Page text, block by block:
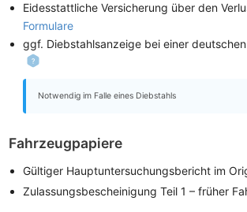
Eidesstattliche Versicherung über den
Formulare
ggf. Diebstahlsanzeige bei einer
Notwendig im Falle eines Diebstahls
Fahrzeugpapiere
Gültiger Hauptuntersuchungsbericht im
Zulassungsbescheinigung Teil 1 – früher